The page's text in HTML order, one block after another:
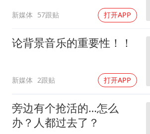
新媒体 57跟贴 打开APP
论背景音乐的重要性！！
新媒体 2跟贴 打开APP
旁边有个抢活的…怎么
办？人都过去了？